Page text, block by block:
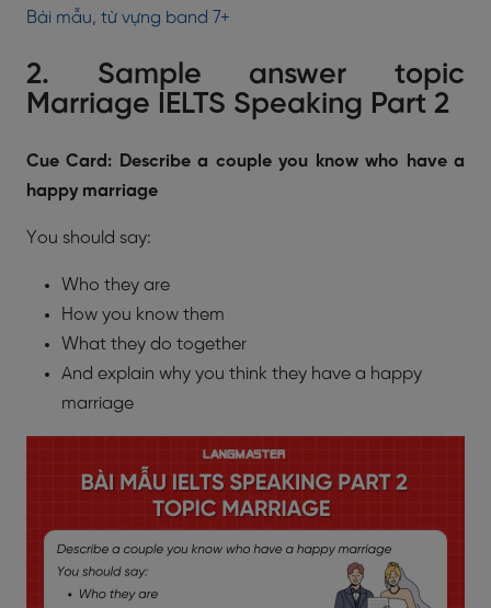
Bài mẫu, từ vựng band 7+
2. Sample answer topic
Marriage IELTS Speaking Part 2
Cue Card: Describe a couple you know who have a
happy marriage
You should say:
Who they are
How you know them
What they do together
And explain why you think they have a happy
marriage